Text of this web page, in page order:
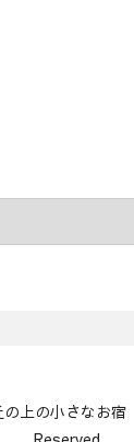
上の小さなお